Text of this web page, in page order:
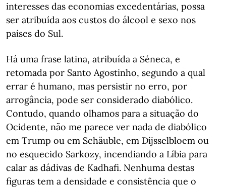
interesses das economias excedentárias, possa
ser atribuída aos custos do álcool e sexo nos
países do Sul.
Há uma frase latina, atribuída a Séneca, e
retomada por Santo Agostinho, segundo a qual
errar é humano, mas persistir no erro, por
arrogância, pode ser considerado diabólico.
Contudo, quando olhamos para a situação do
Ocidente, não me parece ver nada de diabólico
em Trump ou em Schäuble, em Dijsselbloem ou
no esquecido Sarkozy, incendiando a Líbia para
calar as dádivas de Kadhafi. Nenhuma destas
figuras tem a densidade e consistência que o